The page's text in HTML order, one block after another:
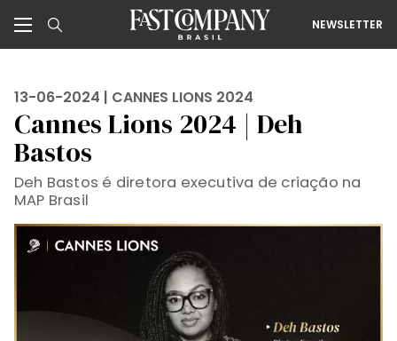
NEWSLETTER
13-06-2024 | CANNES LIONS 2024
Cannes Lions 2024 | Deh
Bastos
Deh Bastos é diretora executiva de criação na
MAP Brasil